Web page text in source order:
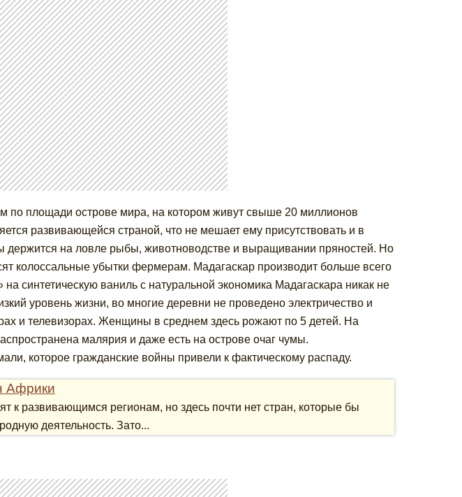
по площади острове мира, на котором живут свыше 20 миллионов
развивающейся страной, что не мешает ему присутствовать и в
держится на ловле рыбы, животноводстве и выращивании пряностей. Но
колоссальные убытки фермерам. Мадагаскар производит больше всего
синтетическую ваниль с натуральной экономика Мадагаскара никак не
уровень жизни, во многие деревни не проведено электричество и
и телевизорах. Женщины в среднем здесь рожают по 5 детей. На
малярия и даже есть на острове очаг чумы.
которое гражданские войны привели к фактическому распаду.
Африки
к развивающимся регионам, но здесь почти нет стран, которые бы
деятельность. Зато...